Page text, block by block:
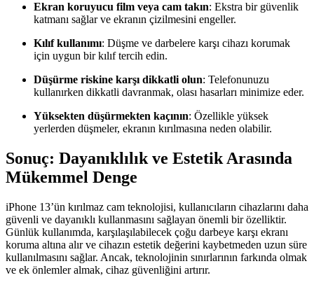
Ekran koruyucu film veya cam takın: Ekstra bir güvenlik
katmanı sağlar ve ekranın çizilmesini engeller.
Kılıf kullanımı: Düşme ve darbelere karşı cihazı korumak
için uygun bir kılıf tercih edin.
Düşürme riskine karşı dikkatli olun: Telefonunuzu
kullanırken dikkatli davranmak, olası hasarları minimize eder.
Yüksekten düşürmekten kaçının: Özellikle yüksek
yerlerden düşmeler, ekranın kırılmasına neden olabilir.
Sonuç: Dayanıklılık ve Estetik Arasında
Mükemmel Denge
iPhone 13’ün kırılmaz cam teknolojisi, kullanıcıların cihazlarını daha
güvenli ve dayanıklı kullanmasını sağlayan önemli bir özelliktir.
Günlük kullanımda, karşılaşılabilecek çoğu darbeye karşı ekranı
koruma altına alır ve cihazın estetik değerini kaybetmeden uzun süre
kullanılmasını sağlar. Ancak, teknolojinin sınırlarının farkında olmak
ve ek önlemler almak, cihaz güvenliğini artırır.